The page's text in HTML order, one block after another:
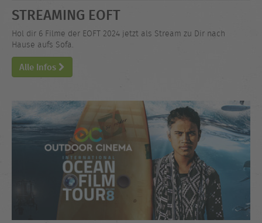
STREAMING EOFT
Hol dir 6 Filme der EOFT 2024 jetzt als Stream zu Dir nach
Hause aufs Sofa.
Alle Infos